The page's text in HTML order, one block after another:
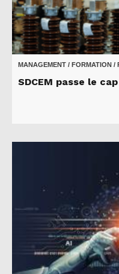
MANAGEMENT / FORMATION /
SDCEM passe le